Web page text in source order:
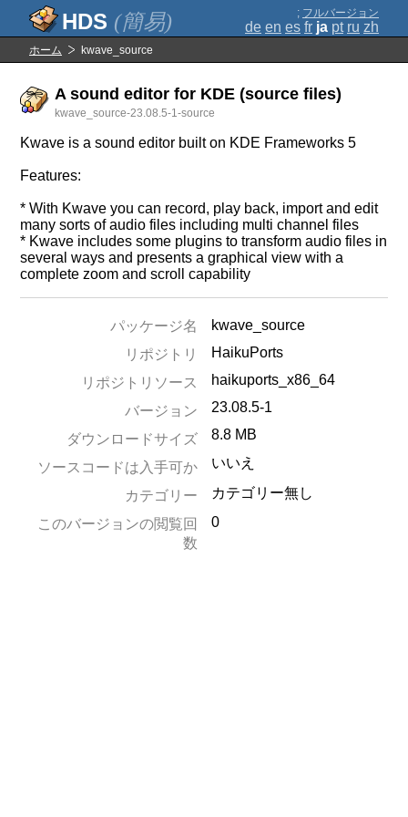
(簡易) ; フルバージョン
de en es fr ja pt ru zh
ホーム kwave_source
A sound editor for KDE (source files)
kwave_source-23.08.5-1-source
Kwave is a sound editor built on KDE Frameworks 5
Features:
* With Kwave you can record, play back, import and edit
many sorts of audio files including multi channel files
* Kwave includes some plugins to transform audio files in
several ways and presents a graphical view with a
complete zoom and scroll capability
パッケージ名
kwave_source
リポジトリ
HaikuPorts
リポジトリソース
haikuports_x86_64
バージョン
23.08.5-1
ダウンロードサイズ 8.8 MB
ソースコードは入手可か いいえ
カテゴリー
カテゴリー無し
このバージョンの閲覧回
数
0